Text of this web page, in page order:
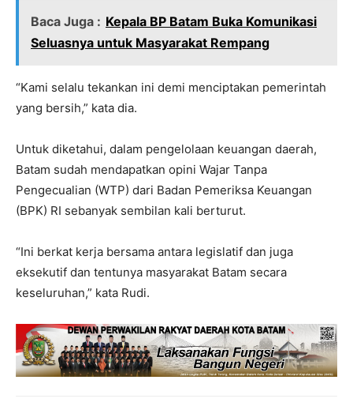
Baca Juga : Kepala BP Batam Buka Komunikasi
Seluasnya untuk Masyarakat Rempang
“Kami selalu tekankan ini demi menciptakan pemerintah
yang bersih,” kata dia.
Untuk diketahui, dalam pengelolaan keuangan daerah,
Batam sudah mendapatkan opini Wajar Tanpa
Pengecualian (WTP) dari Badan Pemeriksa Keuangan
(BPK) RI sebanyak sembilan kali berturut.
“Ini berkat kerja bersama antara legislatif dan juga
eksekutif dan tentunya masyarakat Batam secara
keseluruhan,” kata Rudi.